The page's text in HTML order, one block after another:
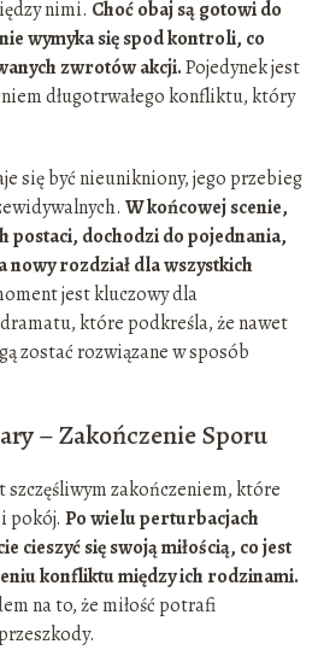
nimi. Choć obaj są gotowi do
wymyka się spod kontroli, co
zwrotów akcji.Pojedynek jest
długotrwałego konfliktu, który
się być nieunikniony, jego przebieg
W końcowej scenie,
postaci, dochodzi do pojednania,
nowy rozdział dla wszystkich
jest kluczowy dla
które podkreśla, że nawet
zostać rozwiązane w sposób
– Zakończenie Sporu
szczęśliwym zakończeniem, które
pokój. Po wielu perturbacjach
cieszyć się swoją miłością, co jest
konfliktu między ich rodzinami.
na to, że miłość potrafi